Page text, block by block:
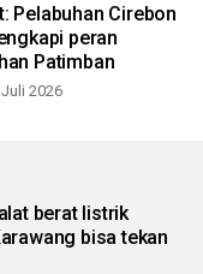
Pelabuhan Cirebon
peran
Patimban
2026
berat listrik
bisa tekan